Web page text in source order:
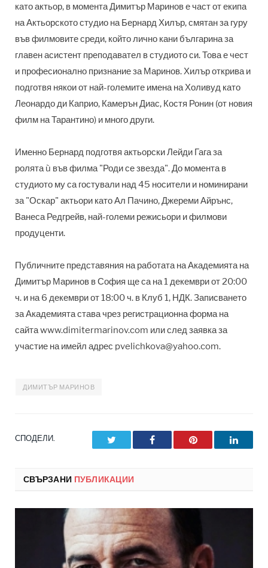
като актьор, в момента Димитър Маринов е част от екипа
на Актьорското студио на Бернард Хилър, смятан за гуру
във филмовите среди, който лично кани българина за
главен асистент преподавател в студиото си. Това е чест
и професионално признание за Маринов. Хилър открива и
подготвя някои от най-големите имена на Холивуд като
Леонардо ди Каприо, Камерън Диас, Костя Ронин (от новия
филм на Тарантино) и много други.
Именно Бернард подготвя актьорски Лейди Гага за
ролята ù във филма "Роди се звезда". До момента в
студиото му са гостували над 45 носители и номинирани
за "Оскар" актьори като Ал Пачино, Джереми Айрънс,
Ванеса Редгрейв, най-големи режисьори и филмови
продуценти.
Публичните представяния на работата на Академията на
Димитър Маринов в София ще са на 1 декември от 20:00
ч. и на 6 декември от 18:00 ч. в Клуб 1, НДК. Записването
за Академията става чрез регистрационна форма на
сайта www.dimitermarinov.com или след заявка за
участие на имейл адрес pvelichkova@yahoo.com.
ДИМИТЪР МАРИНОВ
СПОДЕЛИ. Facebook Pinterest
СВЪРЗАНИ ПУБЛИКАЦИИ